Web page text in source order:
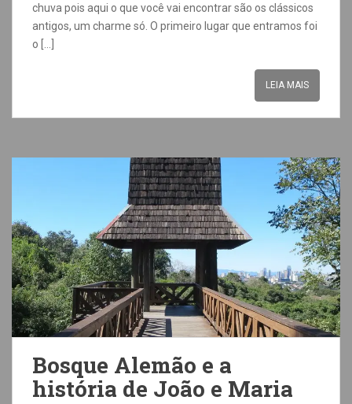
chuva pois aqui o que você vai encontrar são os clássicos
antigos, um charme só. O primeiro lugar que entramos foi
o […]
LEIA MAIS
Bosque Alemão e a
história de João e Maria